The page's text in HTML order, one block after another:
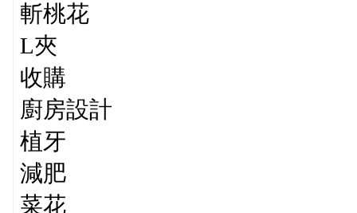
斬桃花
L夾
收購
廚房設計
植牙
減肥
菜花